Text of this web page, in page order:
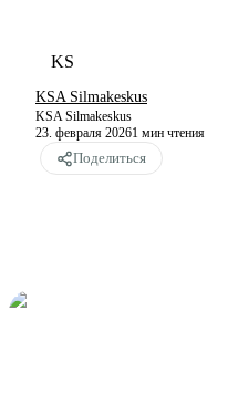
KS
KSA Silmakeskus
KSA Silmakeskus
23. февраля 20261 мин чтения
Поделиться